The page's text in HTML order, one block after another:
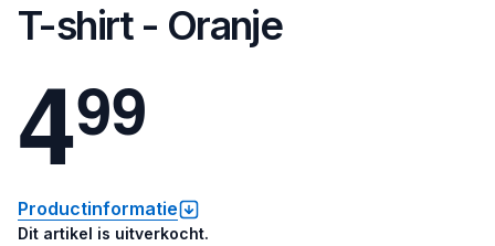
T-shirt - Oranje
499
Productinformatie
Dit artikel is uitverkocht.